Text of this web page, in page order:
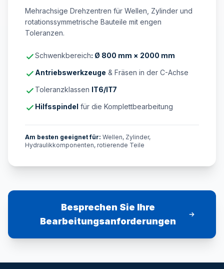
Mehrachsige Drehzentren für Wellen, Zylinder und
rotationssymmetrische Bauteile mit engen
Toleranzen.
Schwenkbereich: Ø 800 mm × 2000 mm
Antriebswerkzeuge & Fräsen in der C-Achse
Toleranzklassen IT6/IT7
Hilfsspindel für die Komplettbearbeitung
Am besten geeignet für: Wellen, Zylinder,
Hydraulikkomponenten, rotierende Teile
Besprechen Sie Ihre
Bearbeitungsanforderungen